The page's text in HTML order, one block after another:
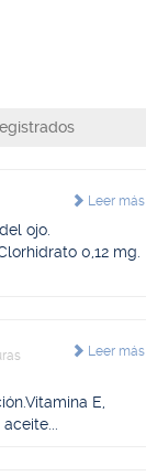
Leer más
ojo.
0,12 mg.
Leer más
E,